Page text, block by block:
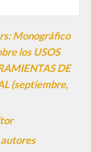
Monográfico
los USOS
DE
(septiembre,